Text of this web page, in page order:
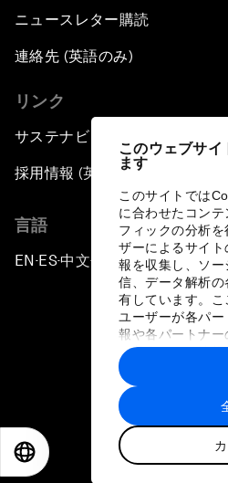
このウェブサ
ます
このサイトでは
に合わせたコン
フィックの分析
ザーによるサイ
報を収集し、ソ
信、データ解析
有しています。こ
ユーザーが各パ
報や各パートナ
に収集された情
トナーによって使
す。
ニュースレター購読
連絡先 (英語のみ)
リンク
サステナビリティへの取り組み
採用情報 (英語のみ)
言語
EN ▪ES▪中文▪ 日本語
プライバシーポリ
サイトマ
©
世界経